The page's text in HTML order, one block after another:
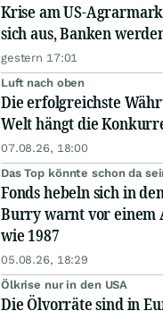
Krise am US-
sich aus, Banken
gestern 17:01
Luft nach oben
Die erfolgreichste
Welt hängt die
07.08.26, 18:00
Das Top könnte schon da
Fonds hebeln sich in
Burry warnt vor einem
wie 1987
05.08.26, 18:29
Ölkrise nur in den USA
Die Ölvorräte sind in